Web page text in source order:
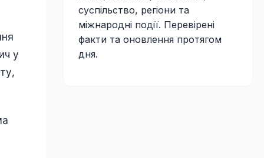
у
суспільство, регіони та
міжнародні події. Перевірені
факти та оновлення протягом
дня.